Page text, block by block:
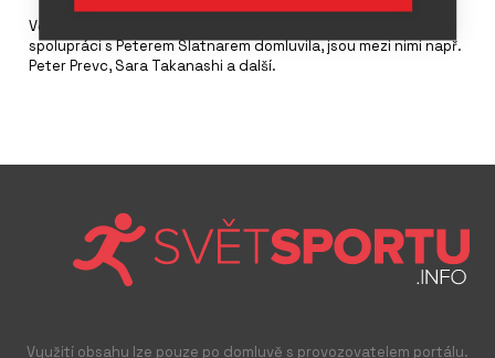
Většina závodníků, která skákala dříve na Elanech, se na
spolupráci s Peterem Slatnarem domluvila, jsou mezi nimi např.
Peter Prevc, Sara Takanashi a další.
Využití obsahu lze pouze po domluvě s provozovatelem portálu.